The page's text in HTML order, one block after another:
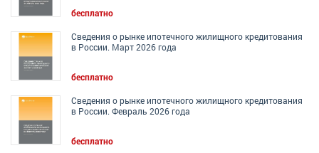
бесплатно
Сведения о рынке ипотечного жилищного кредитования
в России. Март 2026 года
бесплатно
Сведения о рынке ипотечного жилищного кредитования
в России. Февраль 2026 года
бесплатно